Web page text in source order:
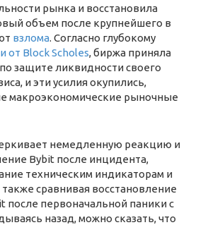
рынка и восстановила
объем после крупнейшего в
взлома. Согласно глубокому
от Block Scholes, биржа приняла
защите ликвидности своего
и эти усилия окупились,
макроэкономические рыночные
немедленную реакцию и
Bybit после инцидента,
техническим индикаторам и
сравнивая восстановление
после первоначальной паники с
назад, можно сказать, что